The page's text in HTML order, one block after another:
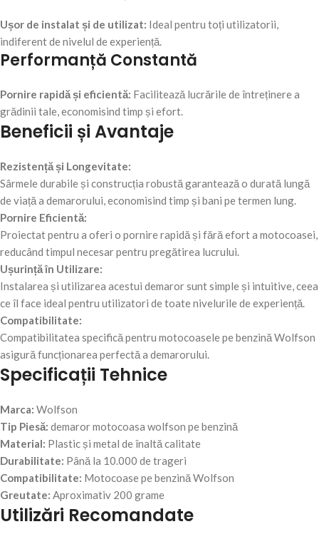
Ușor de instalat și de utilizat: Ideal pentru toți utilizatorii,
indiferent de nivelul de experiență.
Performanță Constantă
Pornire rapidă și eficientă: Facilitează lucrările de întreținere a
grădinii tale, economisind timp și efort.
Beneficii și Avantaje
Rezistență și Longevitate:
Sârmele durabile și construcția robustă garantează o durată lungă
de viață a demarorului, economisind timp și bani pe termen lung.
Pornire Eficientă:
Proiectat pentru a oferi o pornire rapidă și fără efort a motocoasei,
reducând timpul necesar pentru pregătirea lucrului.
Ușurință în Utilizare:
Instalarea și utilizarea acestui demaror sunt simple și intuitive, ceea
ce îl face ideal pentru utilizatori de toate nivelurile de experiență.
Compatibilitate:
Compatibilitatea specifică pentru motocoasele pe benzină Wolfson
asigură funcționarea perfectă a demarorului.
Specificații Tehnice
Marca: Wolfson
Tip Piesă: demaror motocoasa wolfson pe benzină
Material: Plastic și metal de înaltă calitate
Durabilitate: Până la 10.000 de trageri
Compatibilitate: Motocoase pe benzină Wolfson
Greutate: Aproximativ 200 grame
Utilizări Recomandate